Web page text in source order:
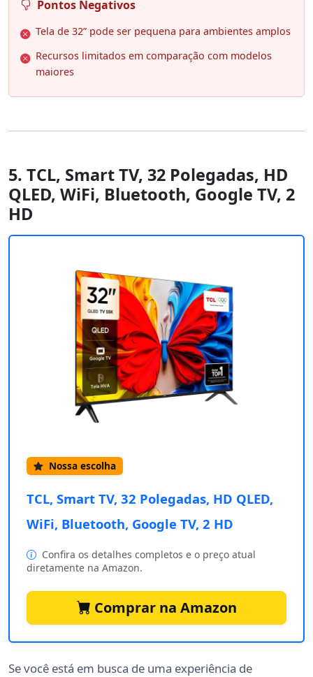
Pontos Negativos
Tela de 32” pode ser pequena para ambientes amplos
Recursos limitados em comparação com modelos
maiores
5. TCL, Smart TV, 32 Polegadas, HD
QLED, WiFi, Bluetooth, Google TV, 2
HD
Nossa escolha
TCL, Smart TV, 32 Polegadas, HD QLED,
WiFi, Bluetooth, Google TV, 2 HD
Confira os detalhes completos e o preço atual
diretamente na Amazon.
Comprar na Amazon
Se você está em busca de uma experiência de